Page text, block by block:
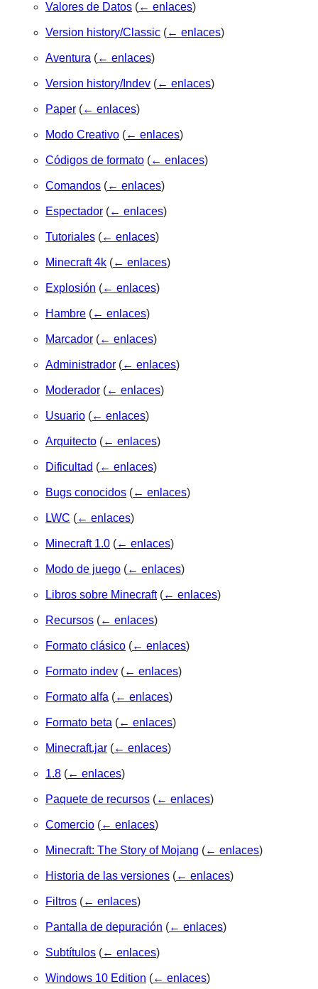
Valores de Datos (← enlaces)
Version history/Classic (← enlaces)
Aventura (← enlaces)
Version history/Indev (← enlaces)
Paper (← enlaces)
Modo Creativo (← enlaces)
Códigos de formato (← enlaces)
Comandos (← enlaces)
Espectador (← enlaces)
Tutoriales (← enlaces)
Minecraft 4k (← enlaces)
Explosión (← enlaces)
Hambre (← enlaces)
Marcador (← enlaces)
Administrador (← enlaces)
Moderador (← enlaces)
Usuario (← enlaces)
Arquitecto (← enlaces)
Dificultad (← enlaces)
Bugs conocidos (← enlaces)
LWC (← enlaces)
Minecraft 1.0 (← enlaces)
Modo de juego (← enlaces)
Libros sobre Minecraft (← enlaces)
Recursos (← enlaces)
Formato clásico (← enlaces)
Formato indev (← enlaces)
Formato alfa (← enlaces)
Formato beta (← enlaces)
Minecraft.jar (← enlaces)
1.8 (← enlaces)
Paquete de recursos (← enlaces)
Comercio (← enlaces)
Minecraft: The Story of Mojang (← enlaces)
Historia de las versiones (← enlaces)
Filtros (← enlaces)
Pantalla de depuración (← enlaces)
Subtítulos (← enlaces)
Windows 10 Edition (← enlaces)